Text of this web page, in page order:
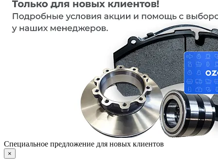
Специальное предложение для новых клиентов
×